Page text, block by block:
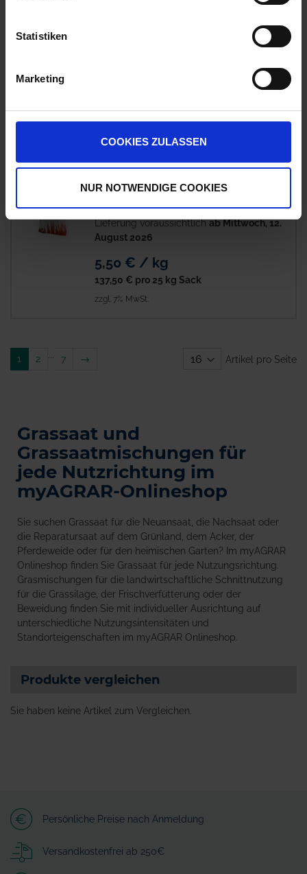
Statistiken
Marketing
COOKIES ZULASSEN
NUR NOTWENDIGE COOKIES
184,00 €pro 25 kg Sack
Lieferung voraussichtlichab Mittwoch, 12.
August 2026
5,50 € / kg
137,50 € pro 25 kg Sack
zzgl. 7% MwSt.
1 2 7 Weiter
→ Artikel pro Seite
Grassaat und
Grassaatmischungen für
jede Nutzrichtung im
myAGRAR-Onlineshop
Sie suchen Grassaat für die Neuansaat, die Nachsaat oder
die Reparatursaat auf dem Grünland, dem Acker, der
Pferdeweide oder für den heimischen Garten? Im myAGRAR
Onlineshop finden Sie Grassaat für jede Nutzungsrichtung.
Grasmischungen für die landwirtschaftliche Schnittnutzung
für die Grassilage, der Frischverfütterung oder der
Beweidung finden Sie mit individueller Ausrichtung auf
unterschiedliche Nutzungsintensitäten und
Standorteigenschaften im myAGRAR Onlineshop.
Produkte vergleichen
Sie haben keine Artikel zum Vergleichen.
Persönliche Preise nach Anmeldung
Versandkostenfrei ab 250€